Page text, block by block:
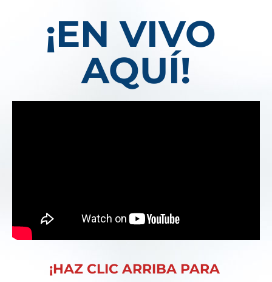
¡EN VIVO
AQUÍ!
¡HAZ CLIC ARRIBA PARA